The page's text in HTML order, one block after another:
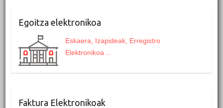
Egoitza elektronikoa
Eskaera, Izapideak, Erregistro
Elektronikoa…
Faktura Elektronikoak